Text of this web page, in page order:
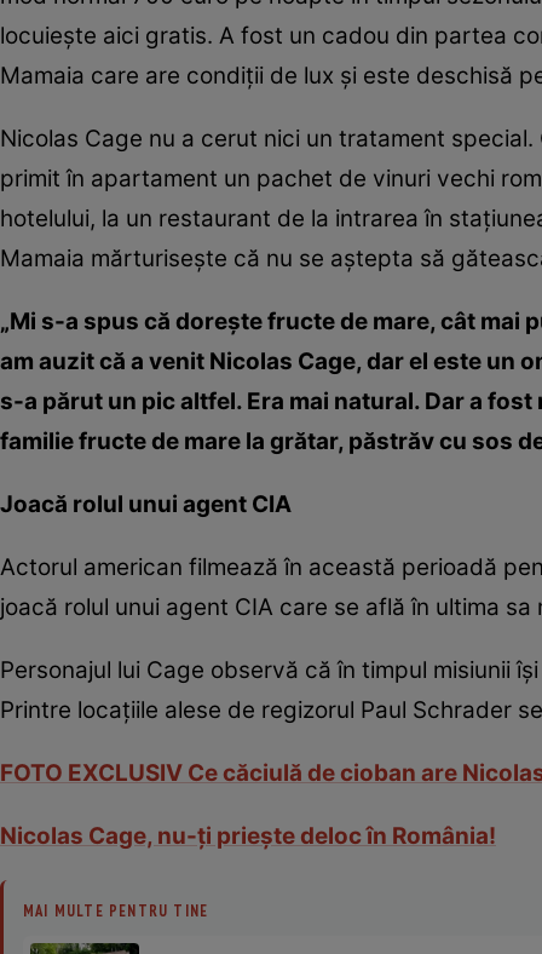
locuieşte aici gratis. A fost un cadou din partea
Mamaia care are condiţii de lux şi este deschisă
Nicolas Cage nu a cerut nici un tratament
primit în apartament un pachet de vinuri vechi
hotelului, la un restaurant de la intrarea în
Mamaia mărturiseşte că nu se aştepta să
„Mi s-a spus că doreşte fructe de mare, cât
am auzit că a venit Nicolas Cage, dar el este un
s-a părut un pic altfel. Era mai natural. Dar a
familie fructe de mare la grătar, păstrăv cu sos
Joacă rolul unui agent CIA
Actorul american filmează în această perioadă
joacă rolul unui agent CIA care se află în ultima sa
Personajul lui Cage observă că în timpul misiunii
Printre locaţiile alese de regizorul Paul Schrader
FOTO EXCLUSIV Ce căciulă de cioban are
Nicolas Cage, nu-ţi prieşte deloc în România!
MAI MULTE PENTRU TINE